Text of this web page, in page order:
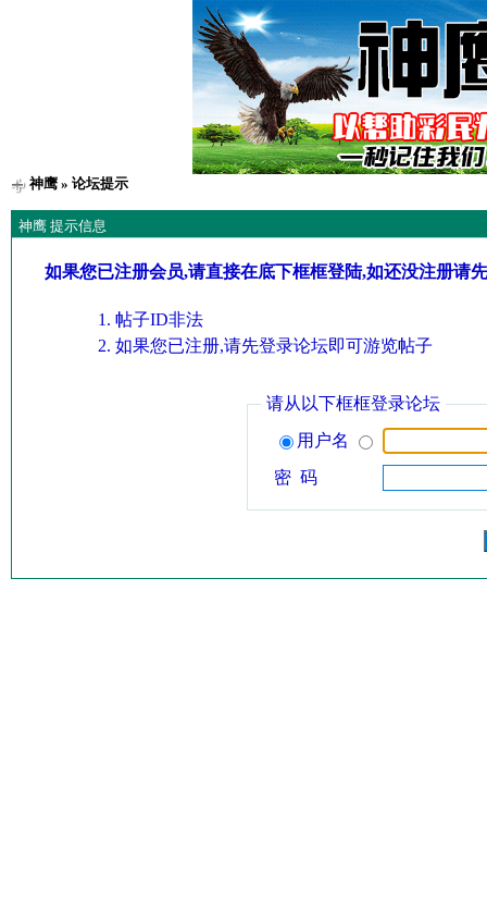
神鹰» 论坛提示
神鹰 提示信息
如果您已注册会员,请直接在底下框框登陆,如还没注册请
帖子ID非法
如果您已注册,请先登录论坛即可游览帖子
请从以下框框登录论坛
用户名
密 码